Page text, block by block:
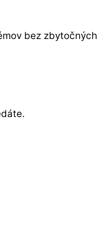
bez zbytočných